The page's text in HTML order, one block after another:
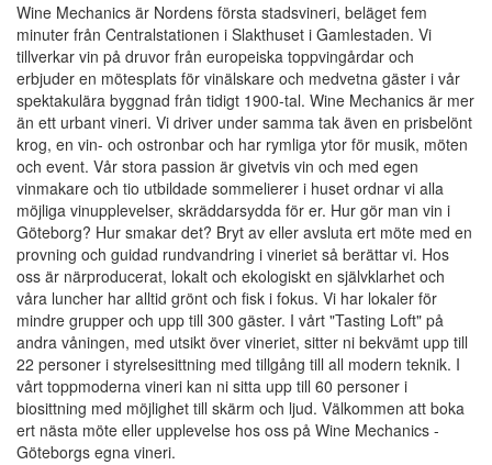
Wine Mechanics är Nordens första stadsvineri, beläget fem
minuter från Centralstationen i Slakthuset i Gamlestaden. Vi
tillverkar vin på druvor från europeiska toppvingårdar och
erbjuder en mötesplats för vinälskare och medvetna gäster i vår
spektakulära byggnad från tidigt 1900-tal. Wine Mechanics är mer
än ett urbant vineri. Vi driver under samma tak även en prisbelönt
krog, en vin- och ostronbar och har rymliga ytor för musik, möten
och event. Vår stora passion är givetvis vin och med egen
vinmakare och tio utbildade sommelierer i huset ordnar vi alla
möjliga vinupplevelser, skräddarsydda för er. Hur gör man vin i
Göteborg? Hur smakar det? Bryt av eller avsluta ert möte med en
provning och guidad rundvandring i vineriet så berättar vi. Hos
oss är närproducerat, lokalt och ekologiskt en självklarhet och
våra luncher har alltid grönt och fisk i fokus. Vi har lokaler för
mindre grupper och upp till 300 gäster. I vårt "Tasting Loft" på
andra våningen, med utsikt över vineriet, sitter ni bekvämt upp till
22 personer i styrelsesittning med tillgång till all modern teknik. I
vårt toppmoderna vineri kan ni sitta upp till 60 personer i
biosittning med möjlighet till skärm och ljud. Välkommen att boka
ert nästa möte eller upplevelse hos oss på Wine Mechanics -
Göteborgs egna vineri.